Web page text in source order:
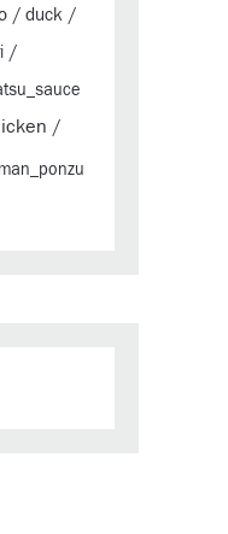
/ duck /
/
/